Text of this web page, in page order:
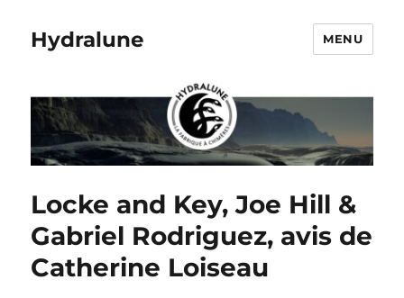
Hydralune MENU
Locke and Key, Joe Hill &
Gabriel Rodriguez, avis de
Catherine Loiseau